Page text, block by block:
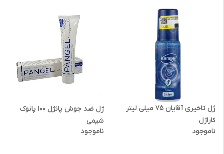
ژل تاخیری آقایان 75 میلی لیتر
کاراژل
ناموجود
ژل ضد جوش پانژل 100 پانوک
شیمی
ناموجود